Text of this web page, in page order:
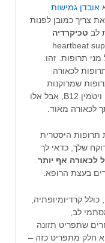
אובדן גמישות
צריך כמובן לפנות
לב טכיקרדיה
(heartbeat
תרופות. זהו.
לכאורה
שמרוקנות
ויטמין B12 מהגוף יובילו לצריכת תוספי ויטמין B12, אבל אלו
לכאורה מאוד.
היסטרית
שלך, כדאי לך
לכאורה אף יותר
בעצת הרופא.
קרדיומיופתיה,
לב,
שתפריט תזונה
חלק מתפריט כזה –